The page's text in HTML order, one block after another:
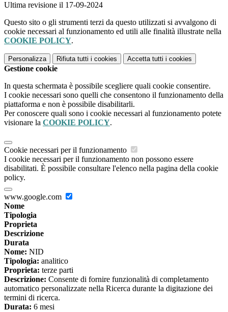
Ultima revisione il 17-09-2024
Questo sito o gli strumenti terzi da questo utilizzati si avvalgono di
cookie necessari al funzionamento ed utili alle finalità illustrate nella
COOKIE POLICY.
Personalizza Rifiuta tutti i cookies Accetta tutti i cookies
Gestione cookie
In questa schermata è possibile scegliere quali cookie consentire.
I cookie necessari sono quelli che consentono il funzionamento della
piattaforma e non è possibile disabilitarli.
Per conoscere quali sono i cookie necessari al funzionamento potete
visionare la COOKIE POLICY.
Cookie necessari per il funzionamento
I cookie necessari per il funzionamento non possono essere
disabilitati. È possibile consultare l'elenco nella pagina della cookie
policy.
www.google.com
Nome
Tipologia
Proprieta
Descrizione
Durata
Nome: NID
Tipologia: analitico
Proprieta: terze parti
Descrizione: Consente di fornire funzionalità di completamento
automatico personalizzate nella Ricerca durante la digitazione dei
termini di ricerca.
Durata: 6 mesi